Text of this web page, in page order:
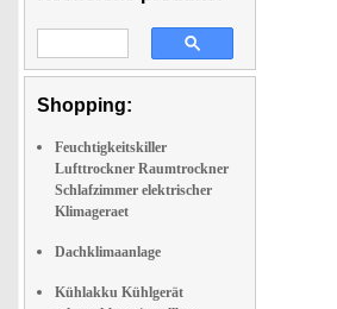
Shopping:
Feuchtigkeitskiller
Lufttrockner Raumtrockner
Schlafzimmer elektrischer
Klimageraet
Dachklimaanlage
Kühlakku Kühlgerät